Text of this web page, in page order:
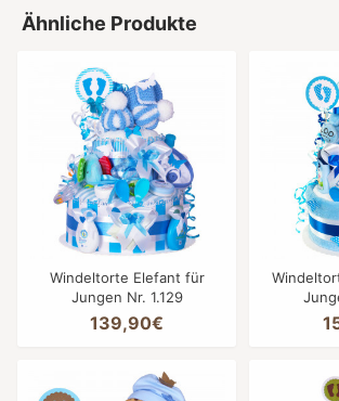
Ähnliche Produkte
Windeltorte Elefant für
Jungen Nr. 1.129
139,90€